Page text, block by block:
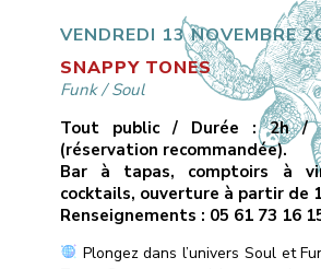
VENDREDI 13 NOVEMBRE
SNAPPY TONES
Funk/Soul
Tout public / Durée : 2h /
(réservation recommandée).
Bar à tapas, comptoirs à
cocktails, ouverture à partir de
Renseignements : 05 61 73 16
Plongez dans l’univers Soul et